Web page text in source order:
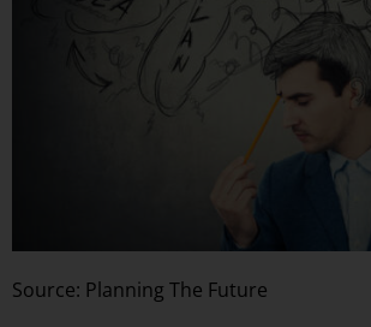
Source: Planning The Future